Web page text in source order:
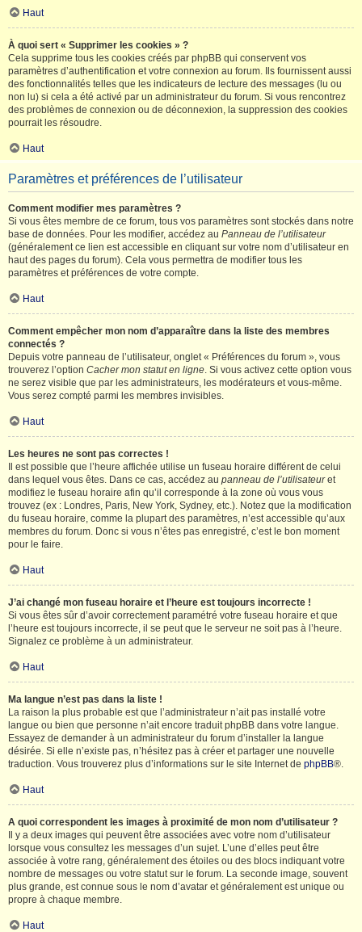
Haut
À quoi sert « Supprimer les cookies » ?
Cela supprime tous les cookies créés par phpBB qui conservent vos
paramètres d’authentification et votre connexion au forum. Ils fournissent aussi
des fonctionnalités telles que les indicateurs de lecture des messages (lu ou
non lu) si cela a été activé par un administrateur du forum. Si vous rencontrez
des problèmes de connexion ou de déconnexion, la suppression des cookies
pourrait les résoudre.
Haut
Paramètres et préférences de l’utilisateur
Comment modifier mes paramètres ?
Si vous êtes membre de ce forum, tous vos paramètres sont stockés dans notre
base de données. Pour les modifier, accédez au Panneau de l’utilisateur
(généralement ce lien est accessible en cliquant sur votre nom d’utilisateur en
haut des pages du forum). Cela vous permettra de modifier tous les
paramètres et préférences de votre compte.
Haut
Comment empêcher mon nom d’apparaître dans la liste des membres
connectés ?
Depuis votre panneau de l’utilisateur, onglet « Préférences du forum », vous
trouverez l’option Cacher mon statut en ligne. Si vous activez cette option vous
ne serez visible que par les administrateurs, les modérateurs et vous-même.
Vous serez compté parmi les membres invisibles.
Haut
Les heures ne sont pas correctes !
Il est possible que l’heure affichée utilise un fuseau horaire différent de celui
dans lequel vous êtes. Dans ce cas, accédez au panneau de l’utilisateuret
modifiez le fuseau horaire afin qu’il corresponde à la zone où vous vous
trouvez (ex : Londres, Paris, New York, Sydney, etc.). Notez que la modification
du fuseau horaire, comme la plupart des paramètres, n’est accessible qu’aux
membres du forum. Donc si vous n’êtes pas enregistré, c’est le bon moment
pour le faire.
Haut
J’ai changé mon fuseau horaire et l’heure est toujours incorrecte !
Si vous êtes sûr d’avoir correctement paramétré votre fuseau horaire et que
l’heure est toujours incorrecte, il se peut que le serveur ne soit pas à l’heure.
Signalez ce problème à un administrateur.
Haut
Ma langue n’est pas dans la liste !
La raison la plus probable est que l’administrateur n’ait pas installé votre
langue ou bien que personne n’ait encore traduit phpBB dans votre langue.
Essayez de demander à un administrateur du forum d’installer la langue
désirée. Si elle n’existe pas, n’hésitez pas à créer et partager une nouvelle
traduction. Vous trouverez plus d’informations sur le site Internet de phpBB®.
Haut
A quoi correspondent les images à proximité de mon nom d’utilisateur ?
Il y a deux images qui peuvent être associées avec votre nom d’utilisateur
lorsque vous consultez les messages d’un sujet. L’une d’elles peut être
associée à votre rang, généralement des étoiles ou des blocs indiquant votre
nombre de messages ou votre statut sur le forum. La seconde image, souvent
plus grande, est connue sous le nom d’avatar et généralement est unique ou
propre à chaque membre.
Haut